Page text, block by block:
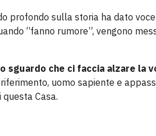
profondo sulla storia ha dato
“fanno rumore”, vengono
sguardo che ci faccia alzare la
uomo sapiente e
Casa.